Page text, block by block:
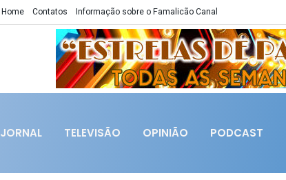
Home Contatos Informação sobre o Famalicão Canal
JORNAL TELEVISÃO OPINIÃO PODCAST